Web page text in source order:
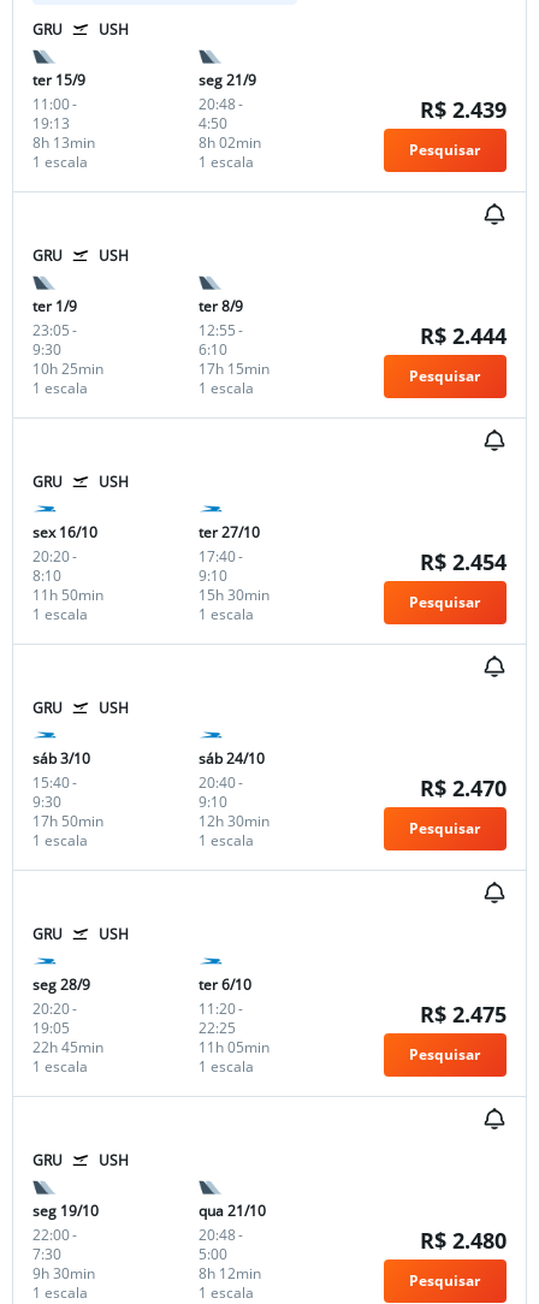
GRU USH
ter 15/9
11:00-
19:13
1 escala
8h 13min
seg 21/9
20:48-
4:50
1 escala
8h 02min
R$ 2.439
Pesquisar
GRU USH
ter 1/9
23:05-
9:30
1 escala
10h 25min
ter 8/9
12:55-
6:10
1 escala
17h 15min
R$ 2.444
Pesquisar
GRU USH
sex 16/10
20:20-
8:10
1 escala
11h 50min
ter 27/10
17:40-
9:10
1 escala
15h 30min
R$ 2.454
Pesquisar
GRU USH
sáb 3/10
15:40-
9:30
1 escala
17h 50min
sáb 24/10
20:40-
9:10
1 escala
12h 30min
R$ 2.470
Pesquisar
GRU USH
seg 28/9
20:20-
19:05
1 escala
22h 45min
ter 6/10
11:20-
22:25
1 escala
11h 05min
R$ 2.475
Pesquisar
GRU USH
seg 19/10
22:00-
7:30
1 escala
9h 30min
qua 21/10
20:48-
5:00
1 escala
8h 12min
R$ 2.480
Pesquisar